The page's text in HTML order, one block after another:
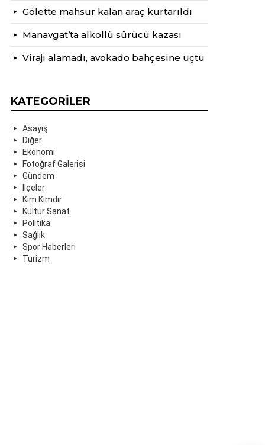
Gölette mahsur kalan araç kurtarıldı
Manavgat’ta alkollü sürücü kazası
Virajı alamadı, avokado bahçesine uçtu
KATEGORILER
Asayiş
Diğer
Ekonomi
Fotoğraf Galerisi
Gündem
İlçeler
Kim Kimdir
Kültür Sanat
Politika
Sağlık
Spor Haberleri
Turizm